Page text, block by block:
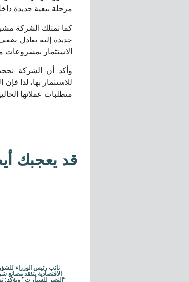
مرحلة بيعية جديدة
جديدة إليه تعادل ضعف
الاستثمار بمشروعات
وأكد أن الشركة
للاستثمار بها، لذا
متطلبات عملائها
قد يعجبك
نائب رئيس الوزراء
الاقتصادية يتفقد مصانع
“النصر للسيارات” ويؤكد: